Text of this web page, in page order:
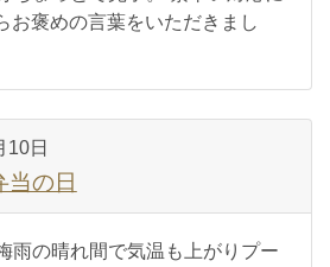
お褒めの言葉をいただきまし
10日
の日
雨の晴れ間で気温も上がりプー